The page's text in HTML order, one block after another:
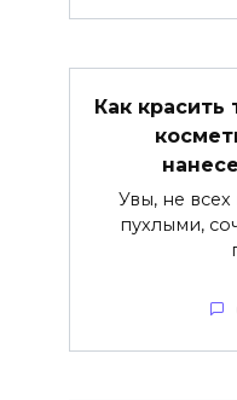
Как красить
Увы, не
пухлыми,